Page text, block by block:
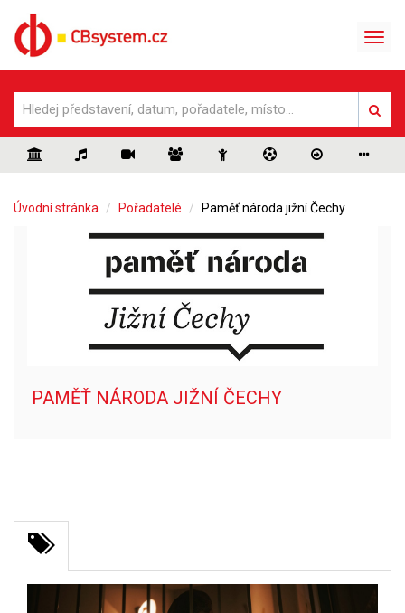
Úvodní stránka Pořadatelé Paměť národa jižní Čechy
PAMĚŤ NÁRODA JIŽNÍ ČECHY